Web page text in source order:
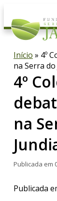
Início » 4º
na Serra
4º
na
Publicada em
Publicada